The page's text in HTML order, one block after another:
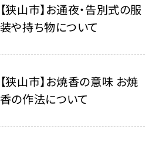
【狭山市】お通夜・告別式の服
装や持ち物について
【狭山市】お焼香の意味 お焼
香の作法について